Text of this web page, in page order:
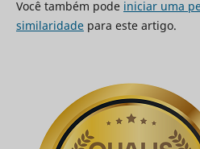
Você também pode iniciar uma
similaridadepara este artigo.